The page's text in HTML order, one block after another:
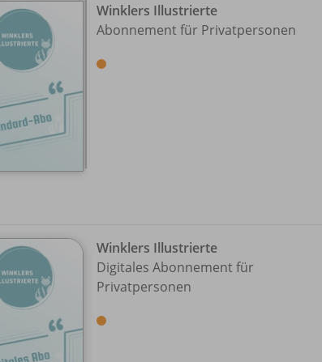
Winklers Illustrierte
Abonnement für Privatpersonen
Winklers Illustrierte
Digitales Abonnement für
Privatpersonen